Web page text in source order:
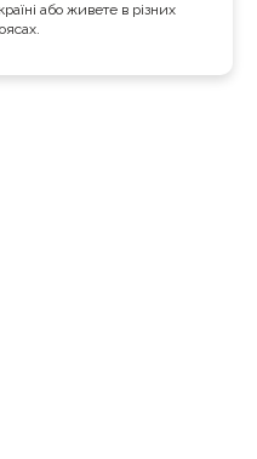
або живете в різних